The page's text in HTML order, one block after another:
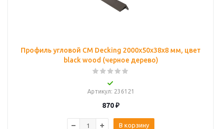
Профиль угловой CM Decking 2000х50х38х8 мм, цвет
black wood (черное дерево)
Артикул: 236121
870₽
В корзину